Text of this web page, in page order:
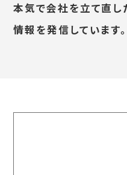
本気で会社を立て直し
情報を発信しています。